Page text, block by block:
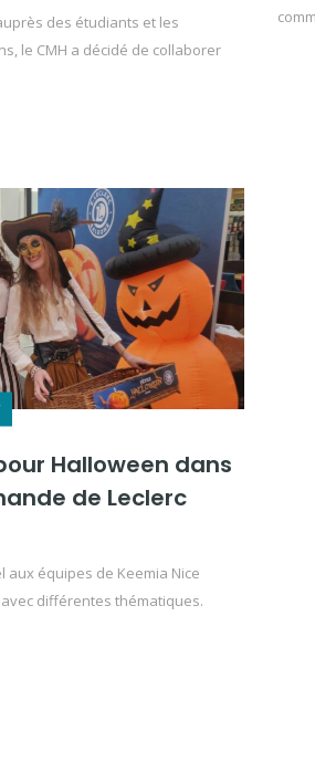
des étudiants et les
le CMH a décidé de collaborer
Halloween dans
de Leclerc
aux équipes de Keemia Nice
différentes thématiques.